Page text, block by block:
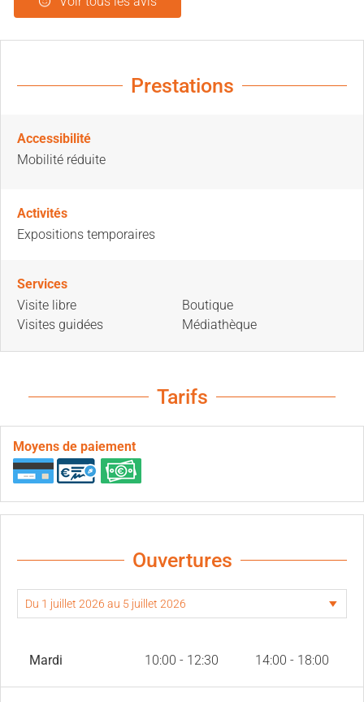
Prestations
Accessibilité
Mobilité réduite
Activités
Expositions temporaires
Services
Visite libre
Visites guidées
Boutique
Médiathèque
Tarifs
Moyens de paiement
Ouvertures
Mardi 10:00 - 12:30 14:00 - 18:00